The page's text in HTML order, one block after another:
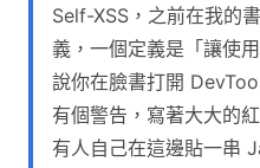
Self-XSS，之前在我的
義，一個定義是「讓使
說你在臉書打開
有個警告，寫著大大的
有人自己在這邊貼一串